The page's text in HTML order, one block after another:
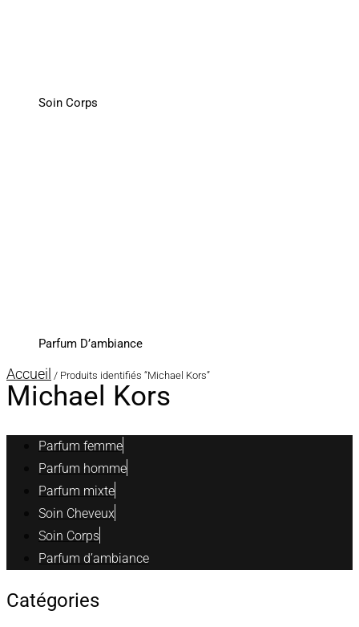
Soin Corps
Parfum D’ambiance
Accueil / Produits identifiés “Michael Kors”
Michael Kors
Parfum femme
Parfum homme
Parfum mixte
Soin Cheveux
Soin Corps
Parfum d’ambiance
Catégories